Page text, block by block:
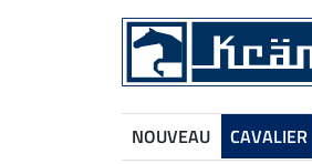
NOUVEAU CAVALIER